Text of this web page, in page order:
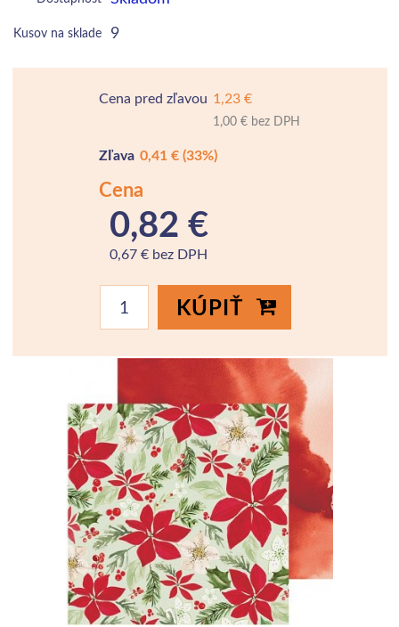
Kusov na sklade 9
Cena pred zľavou 1,23 €
1,00 € bez DPH
Zľava 0,41 € (33%)
Cena
0,82 €
0,67 € bez DPH
KÚPIŤ